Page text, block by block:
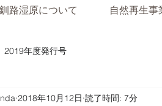
釧路湿原について 自然再生事
2019年度発行号
2018年10月12日 読了時間: 7分